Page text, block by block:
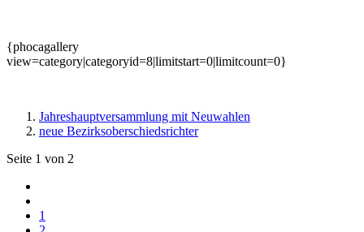
{phocagallery
view=category|categoryid=8|limitstart=0|limitcount=0}
Jahreshauptversammlung mit Neuwahlen
neue Bezirksoberschiedsrichter
Seite 1 von 2
1